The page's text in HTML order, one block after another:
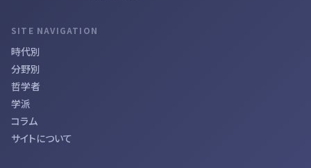
SITE NAVIGATION
時代別
分野別
哲学者
学派
コラム
サイトについて